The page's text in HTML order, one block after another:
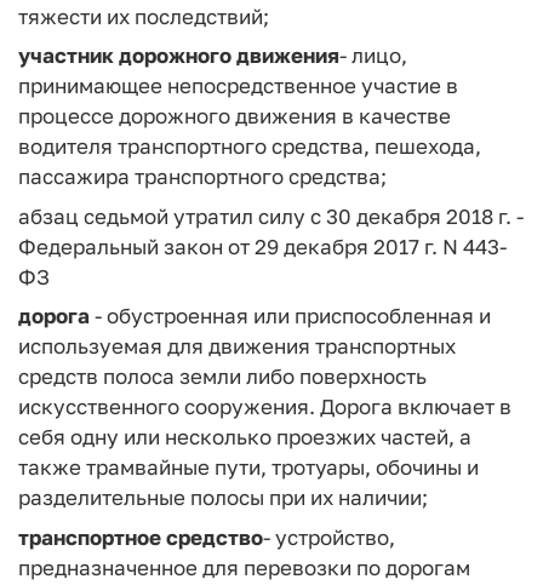
тяжести их последствий;
участник дорожного движения- лицо,
принимающее непосредственное участие в
процессе дорожного движения в качестве
водителя транспортного средства, пешехода,
пассажира транспортного средства;
абзац седьмой утратил силу с 30 декабря 2018 г. -
Федеральный закон от 29 декабря 2017 г. N 443-
ФЗ
дорога - обустроенная или приспособленная и
используемая для движения транспортных
средств полоса земли либо поверхность
искусственного сооружения. Дорога включает в
себя одну или несколько проезжих частей, а
также трамвайные пути, тротуары, обочины и
разделительные полосы при их наличии;
транспортное средство- устройство,
предназначенное для перевозки по дорогам